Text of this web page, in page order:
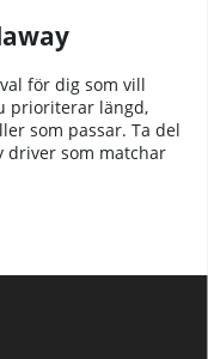
för dig som vill
prioriterar längd,
som passar. Ta del
driver som matchar